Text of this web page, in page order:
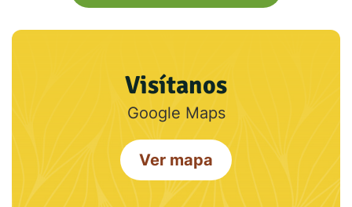
Visítanos
Google Maps
Ver mapa